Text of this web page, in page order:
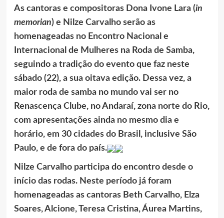
As cantoras e compositoras Dona Ivone Lara (in
memorian) e Nilze Carvalho serão as
homenageadas no Encontro Nacional e
Internacional de Mulheres na Roda de Samba,
seguindo a tradição do evento que faz neste
sábado (22), a sua oitava edição. Dessa vez, a
maior roda de samba no mundo vai ser no
Renascença Clube, no Andaraí, zona norte do Rio,
com apresentações ainda no mesmo dia e
horário, em 30 cidades do Brasil, inclusive São
Paulo, e de fora do país.
Nilze Carvalho participa do encontro desde o
início das rodas. Neste período já foram
homenageadas as cantoras Beth Carvalho, Elza
Soares, Alcione, Teresa Cristina, Áurea Martins,